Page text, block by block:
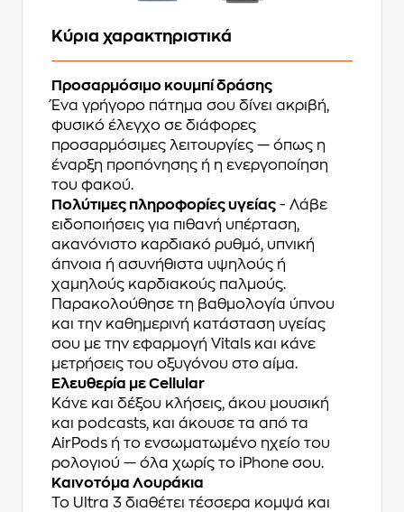
Κύρια χαρακτηριστικά
Προσαρμόσιμο κουμπί δράσης
Ένα γρήγορο πάτημα σου δίνει ακριβή,
φυσικό έλεγχο σε διάφορες
προσαρμόσιμες λειτουργίες — όπως η
έναρξη προπόνησης ή η ενεργοποίηση
του φακού.
Πολύτιμες πληροφορίες υγείας - Λάβε
ειδοποιήσεις για πιθανή υπέρταση,
ακανόνιστο καρδιακό ρυθμό, υπνική
άπνοια ή ασυνήθιστα υψηλούς ή
χαμηλούς καρδιακούς παλμούς.
Παρακολούθησε τη βαθμολογία ύπνου
και την καθημερινή κατάσταση υγείας
σου με την εφαρμογή Vitals και κάνε
μετρήσεις του οξυγόνου στο αίμα.
Ελευθερία με Cellular
Κάνε και δέξου κλήσεις, άκου μουσική
και podcasts, και άκουσε τα από τα
AirPods ή το ενσωματωμένο ηχείο του
ρολογιού — όλα χωρίς το iPhone σου.
Καινοτόμα Λουράκια
Το Ultra 3 διαθέτει τέσσερα κομψά και